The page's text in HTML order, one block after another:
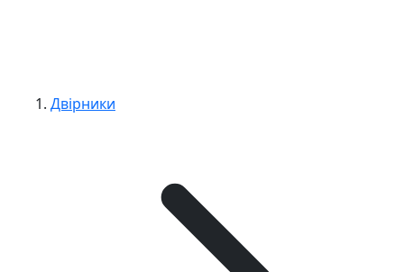
Двірники